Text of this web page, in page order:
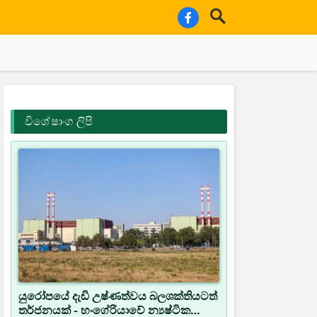
විශේෂාංග ලිපි
යුරෝපයේ දැඩි උෂ්ණත්වය බලශක්තියටත්
තර්ජනයක් - හංගේරියාවේ න්‍යෂ්ටික